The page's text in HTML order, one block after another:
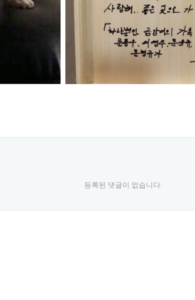
등록된 댓글이 없습니다.